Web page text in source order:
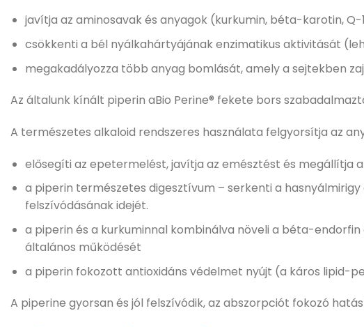
javítja az aminosavak és anyagok (kurkumin, béta-karotin,
csökkenti a bél nyálkahártyájának enzimatikus aktivitását
megakadályozza több anyag bomlását, amely a sejtekben
Az általunk kínált piperin aBio Perine® fekete bors
A természetes alkaloid rendszeres használata felgyorsítja az
elősegíti az epetermelést, javítja az emésztést és megállítja
a piperin természetes digesztívum – serkenti a
felszívódásának idejét.
a piperin és a kurkuminnal kombinálva növeli a béta-
általános működését
a piperin fokozott antioxidáns védelmet nyújt (a káros lipid-
A piperine gyorsan és jól felszívódik, az abszorpciót fokozó